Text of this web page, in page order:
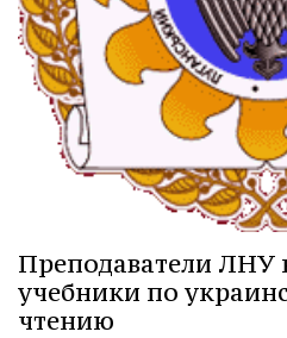
Преподаватели ЛНУ
учебники по
чтению